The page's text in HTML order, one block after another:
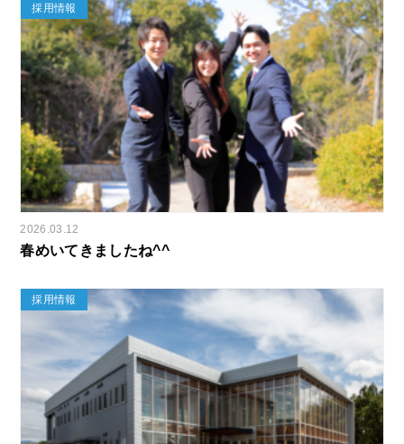
採用情報
2026.03.12
春めいてきましたね^^
採用情報